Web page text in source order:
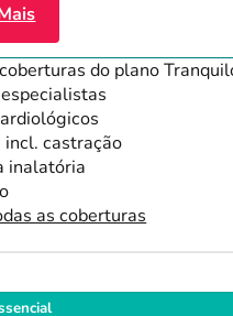
do plano
incl. castração
inalatória
as coberturas